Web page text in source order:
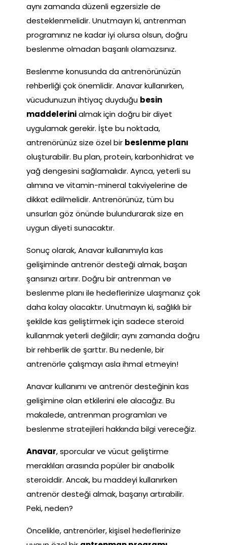
aynı zamanda düzenli egzersizle de
desteklenmelidir. Unutmayın ki, antrenman
programınız ne kadar iyi olursa olsun, doğru
beslenme olmadan başarılı olamazsınız.
Beslenme konusunda da antrenörünüzün
rehberliği çok önemlidir. Anavar kullanırken,
vücudunuzun ihtiyaç duyduğu besin
maddelerinialmak için doğru bir diyet
uygulamak gerekir. İşte bu noktada,
antrenörünüz size özel bir beslenme planı
oluşturabilir. Bu plan, protein, karbonhidrat ve
yağ dengesini sağlamalıdır. Ayrıca, yeterli su
alımına ve vitamin-mineral takviyelerine de
dikkat edilmelidir. Antrenörünüz, tüm bu
unsurları göz önünde bulundurarak size en
uygun diyeti sunacaktır.
Sonuç olarak, Anavar kullanımıyla kas
gelişiminde antrenör desteği almak, başarı
şansınızı artırır. Doğru bir antrenman ve
beslenme planı ile hedeflerinize ulaşmanız çok
daha kolay olacaktır. Unutmayın ki, sağlıklı bir
şekilde kas geliştirmek için sadece steroid
kullanmak yeterli değildir; aynı zamanda doğru
bir rehberlik de şarttır. Bu nedenle, bir
antrenörle çalışmayı asla ihmal etmeyin!
Anavar kullanımı ve antrenör desteğinin kas
gelişimine olan etkilerini ele alacağız. Bu
makalede, antrenman programları ve
beslenme stratejileri hakkında bilgi vereceğiz.
Anavar, sporcular ve vücut geliştirme
meraklıları arasında popüler bir anabolik
steroiddir. Ancak, bu maddeyi kullanırken
antrenör desteği almak, başarıyı artırabilir.
Peki, neden?
Öncelikle, antrenörler, kişisel hedeflerinize